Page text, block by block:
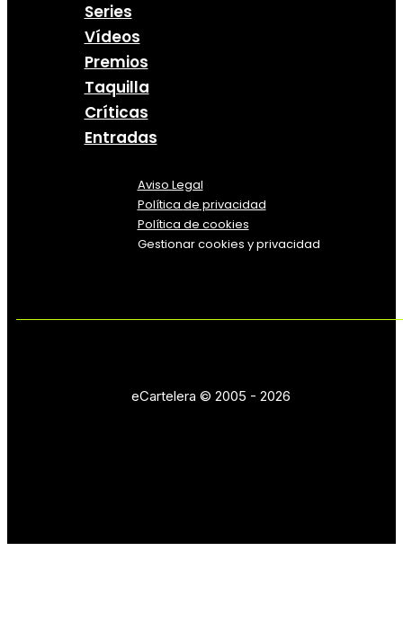
Series
Vídeos
Premios
Taquilla
Críticas
Entradas
Aviso Legal
Política de privacidad
Política de cookies
Gestionar cookies y privacidad
eCartelera © 2005 - 2026